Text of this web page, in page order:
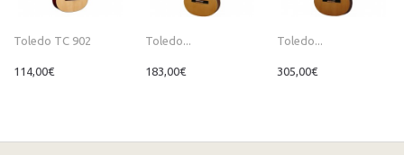
Toledo TC 902
114,00€
Toledo...
183,00€
Toledo...
305,00€